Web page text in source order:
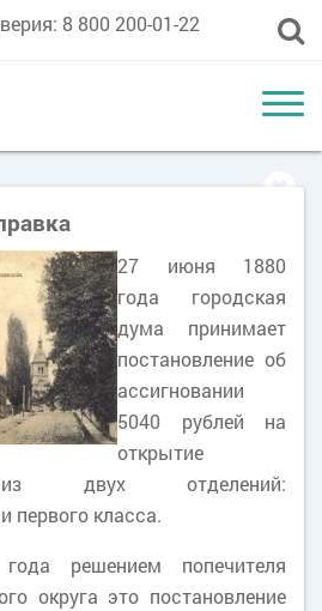
8 800 200-01-22
27 июня 1880
года городская
дума принимает
постановление об
ассигновании
5040 рублей на
открытие
из двух отделений:
первого класса.
решением попечителя
округа это постановление